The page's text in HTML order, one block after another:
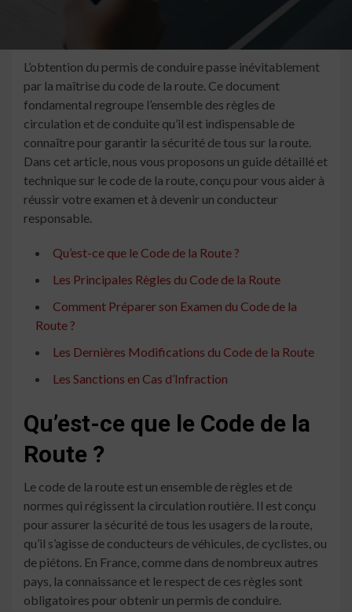
L’obtention du permis de conduire passe inévitablement
par la maîtrise du code de la route. Ce document
fondamental regroupe l’ensemble des règles de
circulation et de conduite qu’il est indispensable de
connaître pour garantir la sécurité de tous sur la route.
Dans cet article, nous vous proposons un guide détaillé et
technique sur le code de la route, conçu pour vous aider à
réussir votre examen et à devenir un conducteur
responsable.
Qu’est-ce que le Code de la Route ?
Les Principales Règles du Code de la Route
Comment Préparer son Examen du Code de la
Route ?
Les Dernières Modifications du Code de la Route
Les Sanctions en Cas d’Infraction
Qu’est-ce que le Code de la
Route ?
Le code de la route est un ensemble de règles et de
normes qui régissent la circulation routière. Il est conçu
pour assurer la sécurité de tous les usagers de la route,
qu’il s’agisse de conducteurs de véhicules, de cyclistes, ou
de piétons. En France, comme dans de nombreux autres
pays, la connaissance et le respect de ces règles sont
obligatoires pour obtenir un permis de conduire.